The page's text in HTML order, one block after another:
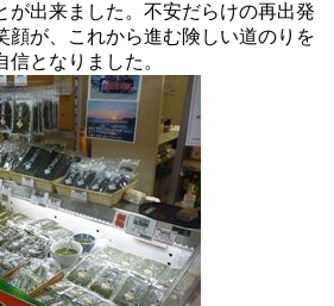
が出来ました。不安だらけの再出発
顔が、これから進む険しい道のりを
となりました。